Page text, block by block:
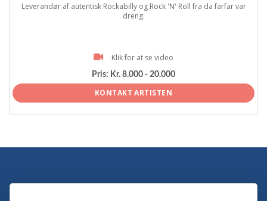
Leverandør af autentisk Rockabilly og Rock 'N' Roll fra da farfar var
dreng.
Klik for at se video
Pris: Kr. 8.000 - 20.000
KONTAKT ARTISTEN